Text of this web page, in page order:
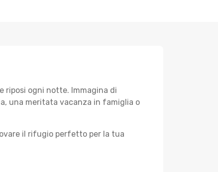
riposi ogni notte. Immagina di
una meritata vacanza in famiglia o
il rifugio perfetto per la tua